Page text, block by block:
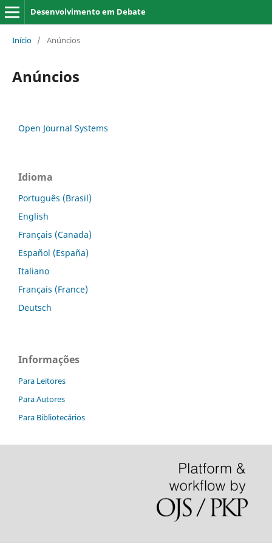
Desenvolvimento em Debate
Início / Anúncios
Anúncios
Open Journal Systems
Idioma
Português (Brasil)
English
Français (Canada)
Español (España)
Italiano
Français (France)
Deutsch
Informações
Para Leitores
Para Autores
Para Bibliotecários